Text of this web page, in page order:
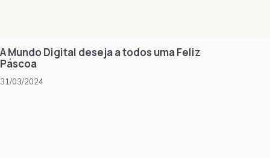
A Mundo Digital deseja a todos uma Feliz
Páscoa
31/03/2024